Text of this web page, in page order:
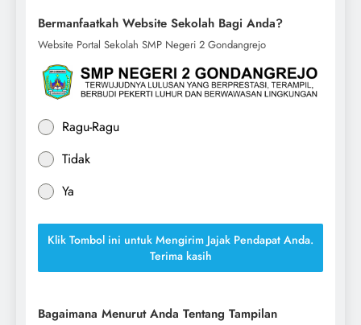
Bermanfaatkah Website Sekolah Bagi Anda?
Website Portal Sekolah SMP Negeri 2 Gondangrejo
Ragu-Ragu
Tidak
Ya
Klik Tombol ini untuk Mengirim Jajak Pendapat Anda.
Terima kasih
Bagaimana Menurut Anda Tentang Tampilan